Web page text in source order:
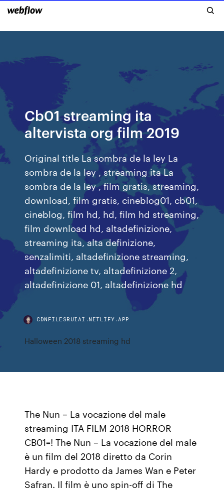
Cb01 streaming ita
altervista org film 2019
Original title La sombra de la ley La
sombra de la ley , streaming ita La
sombra de la ley , film gratis, streaming,
download, film gratis, cineblog01, cb01,
cineblog, film hd, hd, film hd streaming,
film download hd, altadefinizione,
streaming ita, alta definizione,
senzalimiti, altadefinizione streaming,
altadefinizione tv, altadefinizione 2,
altadefinizione 01, altadefinizione hd
CDNFILESRUIAI.NETLIFY.APP
Halloween 2018 streaming hd
The Nun – La vocazione del male
streaming ITA FILM 2018 HORROR
CB01=! The Nun – La vocazione del male
è un film del 2018 diretto da Corin
Hardy e prodotto da James Wan e Peter
Safran. Il film è uno spin-off di The